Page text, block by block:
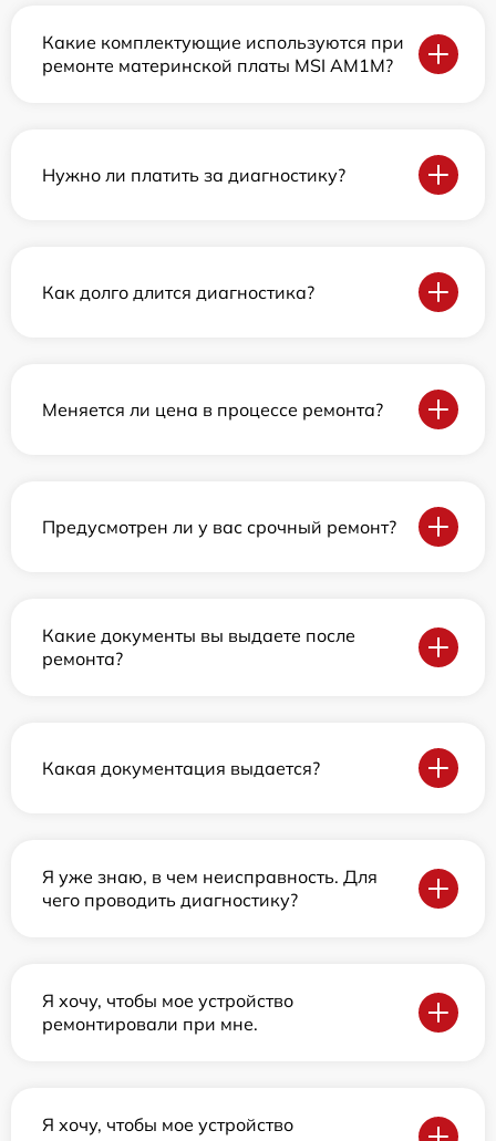
Какие комплектующие используются при
ремонте материнской платы MSI AM1M?
Нужно ли платить за диагностику?
Как долго длится диагностика?
Меняется ли цена в процессе ремонта?
Предусмотрен ли у вас срочный ремонт?
Какие документы вы выдаете после
ремонта?
Какая документация выдается?
Я уже знаю, в чем неисправность. Для
чего проводить диагностику?
Я хочу, чтобы мое устройство
ремонтировали при мне.
Я хочу, чтобы мое устройство